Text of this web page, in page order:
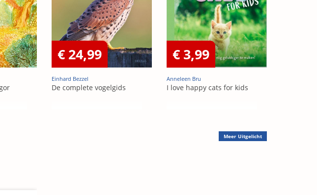
€ 24,99
Einhard Bezzel
De complete vogelgids
€ 3,99
Anneleen Bru
I love happy cats for kids
Meer Uitgelicht